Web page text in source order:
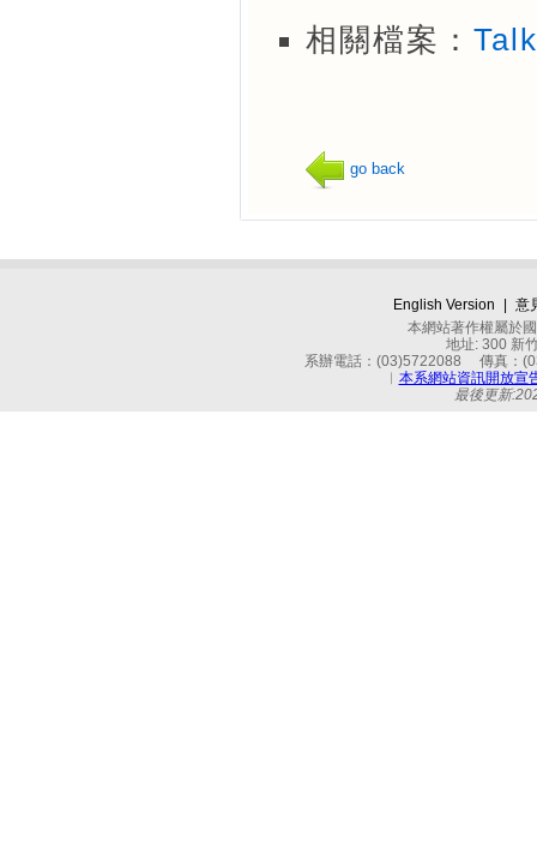
相關檔案：
go back
English Version
意
本網站著作權屬於
地址: 300 新
系辦電話：(03)5722088 傳真：
︱ 本系網站資訊開放宣
最後更新